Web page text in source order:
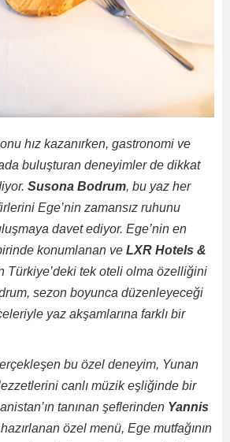
hız kazanırken, gastronomi ve
buluşturan deneyimler de dikkat
Susona Bodrum, bu yaz her
Ege’nin zamansız ruhunu
davet ediyor. Ege’nin en
konumlanan ve LXR Hotels &
Türkiye’deki tek oteli olma özelliğini
sezon boyunca düzenleyeceği
yaz akşamlarına farklı bir
bu özel deneyim, Yunan
canlı müzik eşliğinde bir
tanınan şeflerinden Yannis
özel menü, Ege mutfağının